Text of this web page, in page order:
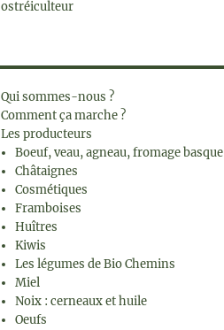
ostréiculteur
Qui sommes-nous ?
Comment ça marche ?
Les producteurs
Boeuf, veau, agneau, fromage basque
Châtaignes
Cosmétiques
Framboises
Huîtres
Kiwis
Les légumes de Bio Chemins
Miel
Noix : cerneaux et huile
Oeufs